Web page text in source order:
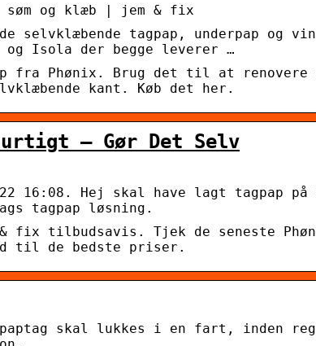
søm og klæb | jem & fix
selvklæbende tagpap, underpap og
og Isola der begge leverer …
fra Phønix. Brug det til at renovere
kant. Køb det her.
– Gør Det Selv
16:08. Hej skal have lagt tagpap
tagpap løsning.
fix tilbudsavis. Tjek de seneste
til de bedste priser.
skal lukkes i en fart, inden